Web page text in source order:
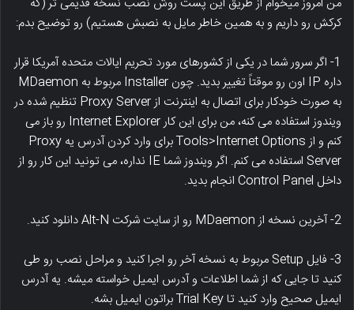
کرکش رو داریم و به همین خاطر مایل به نصبش هستیم) رو توضیح بدم:
1- اگر سرور شما در یکی از کشورهای مورد تحریم ایالات متحده آمریکا قرار
داره IP اون رو موقتاً تغییر بدید. چون Installer مربوط به MDaemon
به صورت خودکار برای اتصال به اینترنت از Proxy Server تنظیم شده در
ویندوز استفاده می کنه، من برای این کار Internet Explorer رو باز می
کنم و از Tools>Internet Options برای وارد کردن آدرس یه Proxy
Server استفاده می کنم. اگر ویندوز شما IE نداره، می تونید این کار رو از
داخل Control Panel انجام بدید.
2- آخرین نسخه از MDaemon رو از سایت شرکت Alt-N دانلود کنید.
3- فایل Setup مربوط به نسخه آخر رو اجرا کنید و مراحل نصب رو طی
کنید تا جایی که از شما اطلاعات و آدرس ایمیل خواسته میشه. یه آدرس
ایمیل صحیح وارد کنید تا Trial Key براتون ایمیل بشه.